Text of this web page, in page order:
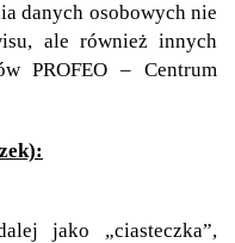
danych osobowych nie
ale również innych
PROFEO – Centrum
jako „ciasteczka”,